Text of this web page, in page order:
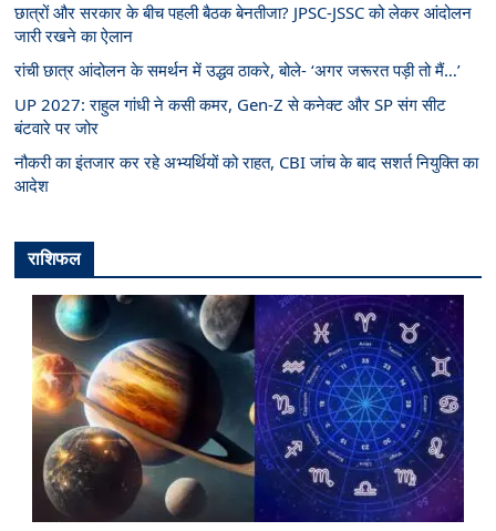
छात्रों और सरकार के बीच पहली बैठक बेनतीजा? JPSC-JSSC को लेकर आंदोलन
जारी रखने का ऐलान
रांची छात्र आंदोलन के समर्थन में उद्धव ठाकरे, बोले- ‘अगर जरूरत पड़ी तो मैं…’
UP 2027: राहुल गांधी ने कसी कमर, Gen-Z से कनेक्ट और SP संग सीट
बंटवारे पर जोर
नौकरी का इंतजार कर रहे अभ्यर्थियों को राहत, CBI जांच के बाद सशर्त नियुक्ति का
आदेश
राशिफल